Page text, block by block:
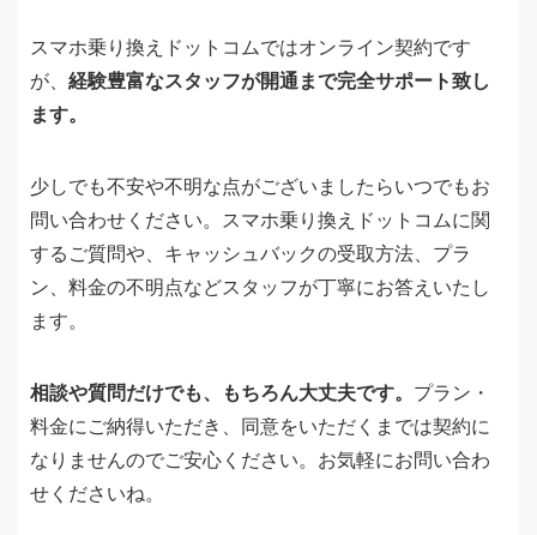
スマホ乗り換えドットコムではオンライン契約です
が、 経験豊富なスタッフが開通まで完全サポート致し
ます。
少しでも不安や不明な点がございましたらいつでもお
問い合わせください。スマホ乗り換えドットコムに関
するご質問や、キャッシュバックの受取方法、プラ
ン、料金の不明点などスタッフが丁寧にお答えいたし
ます。
相談や質問だけでも、もちろん大丈夫です。 プラン・
料金にご納得いただき、同意をいただくまでは契約に
なりませんのでご安心ください。お気軽にお問い合わ
せくださいね。